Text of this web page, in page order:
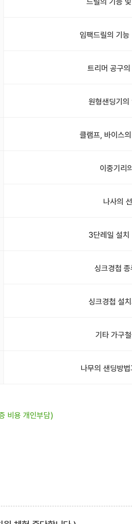
임팩드릴의 기
트리머 공구
원형샌딩기의
클램프, 바이스
이중기리
나사의
3단레일 설치
싱크경첩
싱크경첩 설
기타 가구
나무의 샌딩방
비용 개인부담)